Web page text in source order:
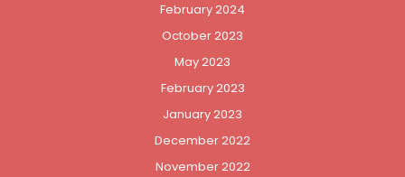
February 2024
October 2023
May 2023
February 2023
January 2023
December 2022
November 2022